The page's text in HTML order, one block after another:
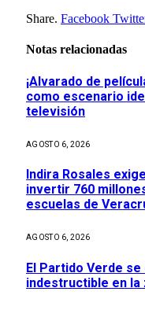
Share. Facebook
Notas relacionadas
¡Alvarado de
como escenario
televisión
AGOSTO 6, 2026
Indira Rosales
invertir 760
escuelas de
AGOSTO 6, 2026
El Partido Verde
indestructible en la